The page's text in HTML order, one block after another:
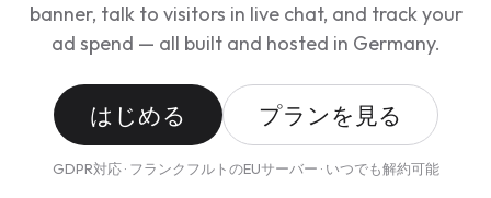
banner, talk to visitors in live chat, and track your
ad spend — all built and hosted in Germany.
はじめる プランを見る
GDPR対応 · フランクフルトのEUサーバー · いつでも解約可能